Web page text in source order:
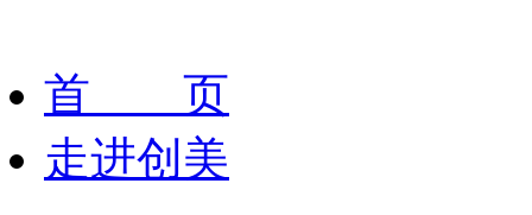
首 页
走进创美